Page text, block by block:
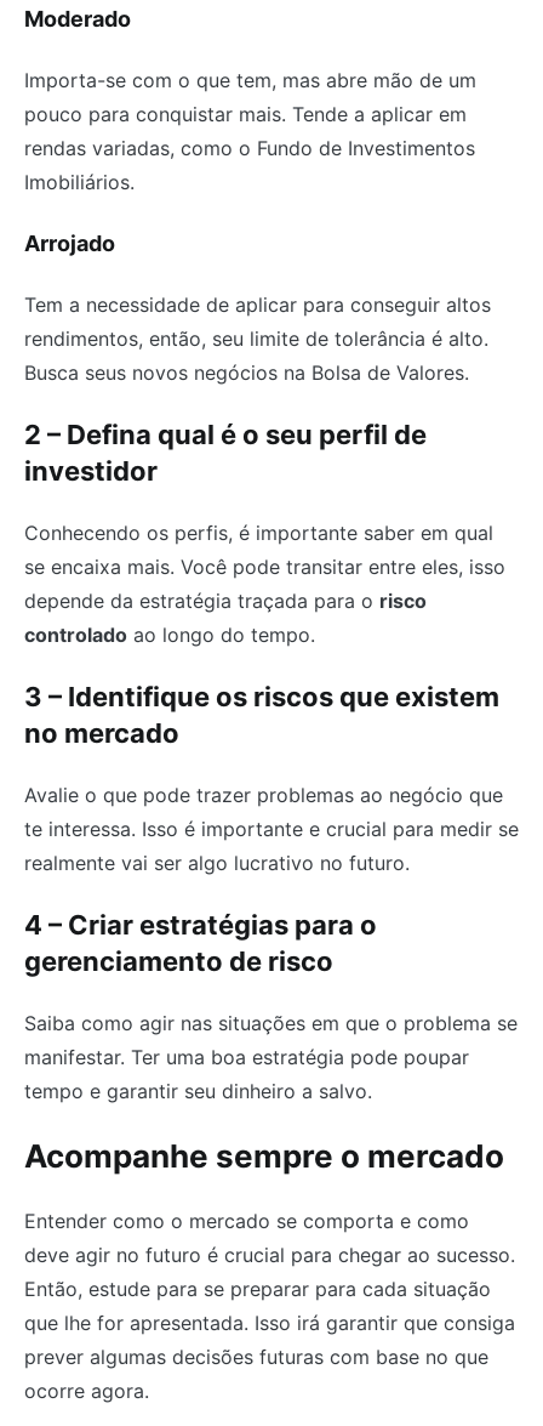
Moderado
Importa-se com o que tem, mas abre mão de um
pouco para conquistar mais. Tende a aplicar em
rendas variadas, como o Fundo de Investimentos
Imobiliários.
Arrojado
Tem a necessidade de aplicar para conseguir altos
rendimentos, então, seu limite de tolerância é alto.
Busca seus novos negócios na Bolsa de Valores.
2 – Defina qual é o seu perfil de
investidor
Conhecendo os perfis, é importante saber em qual
se encaixa mais. Você pode transitar entre eles, isso
depende da estratégia traçada para o risco
controlado ao longo do tempo.
3 – Identifique os riscos que existem
no mercado
Avalie o que pode trazer problemas ao negócio que
te interessa. Isso é importante e crucial para medir se
realmente vai ser algo lucrativo no futuro.
4 – Criar estratégias para o
gerenciamento de risco
Saiba como agir nas situações em que o problema se
manifestar. Ter uma boa estratégia pode poupar
tempo e garantir seu dinheiro a salvo.
Acompanhe sempre o mercado
Entender como o mercado se comporta e como
deve agir no futuro é crucial para chegar ao sucesso.
Então, estude para se preparar para cada situação
que lhe for apresentada. Isso irá garantir que consiga
prever algumas decisões futuras com base no que
ocorre agora.